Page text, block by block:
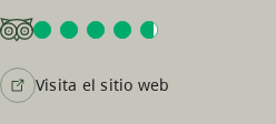
Visita el sitio web